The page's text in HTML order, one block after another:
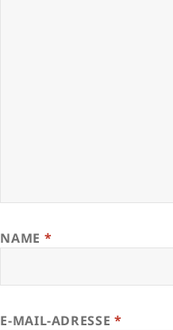
NAME *
E-MAIL-ADRESSE *